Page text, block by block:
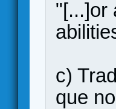
"[...]or
c)
que